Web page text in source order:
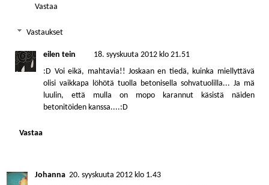
Vastaa
Vastaukset
eilen tein
18. syyskuuta 2012 klo 21.51
:D Voi eikä, mahtavia!! Joskaan en tiedä, kuinka miellyttävä
olisi vaikkapa löhötä tuolla betonisella sohvatuolilla... Ja mä
luulin, että mulla on mopo karannut käsistä näiden
betonitöiden kanssa....:D
Vastaa
Johanna 20. syyskuuta 2012 klo 1.43